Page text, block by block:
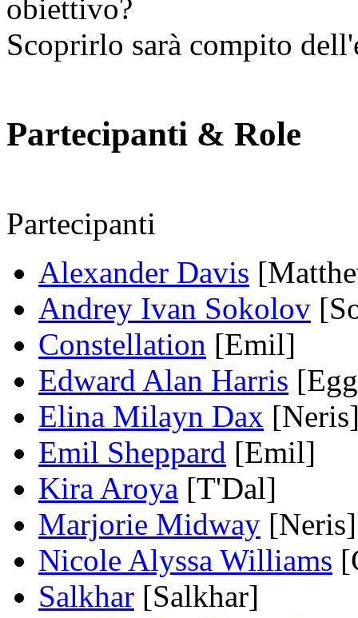
obiettivo?
Scoprirlo sarà compito
Partecipanti & Role
Partecipanti
Alexander Davis
Andrey Ivan Sokolov
Constellation [Emil]
Edward Alan Harris
Elina Milayn Dax
Emil Sheppard [Emil]
Kira Aroya [T'Dal]
Marjorie Midway [Neris]
Nicole Alyssa Williams
Salkhar [Salkhar]